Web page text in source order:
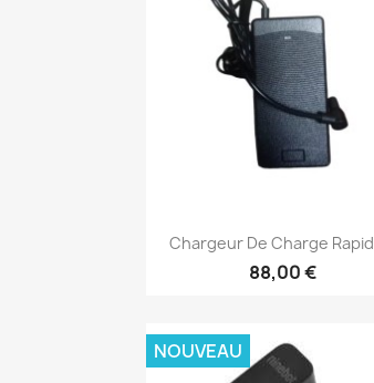
Aperçu rapide
Chargeur De Charge
88,00 €
NOUVEAU